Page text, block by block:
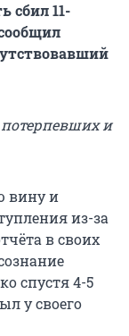
сбил 11-
и
вину и
из-за
в своих
спустя 4-5
у своего